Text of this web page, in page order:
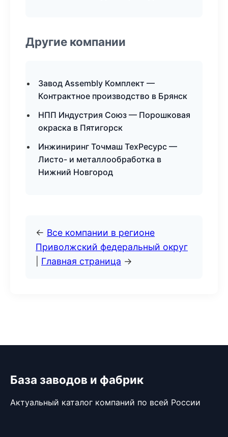
Другие компании
Завод Assembly Комплект —
Контрактное производство в Брянск
НПП Индустрия Союз — Порошковая
окраска в Пятигорск
Инжиниринг Точмаш ТехРесурс —
Листо- и металлообработка в
Нижний Новгород
← Все компании в регионе
Приволжский федеральный округ
Главная страница →
База заводов и фабрик
Актуальный каталог компаний по всей России